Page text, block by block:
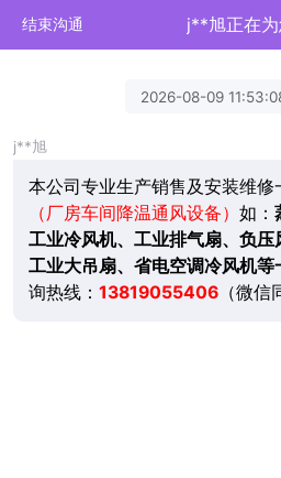
结束沟通 j**旭正在
2026-08-09
j**旭
本公司专业生产销售及安装维修
（厂房车间降温通风设备） 如：
工业冷风机、工业排气扇、负压
工业大吊扇、省电空调冷风机等
询热线： 13819055406（微信